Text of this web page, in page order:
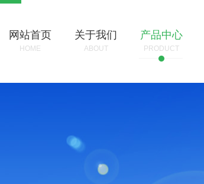
网站首页
HOME
关于我们
ABOUT
产品中心
PRODUCT